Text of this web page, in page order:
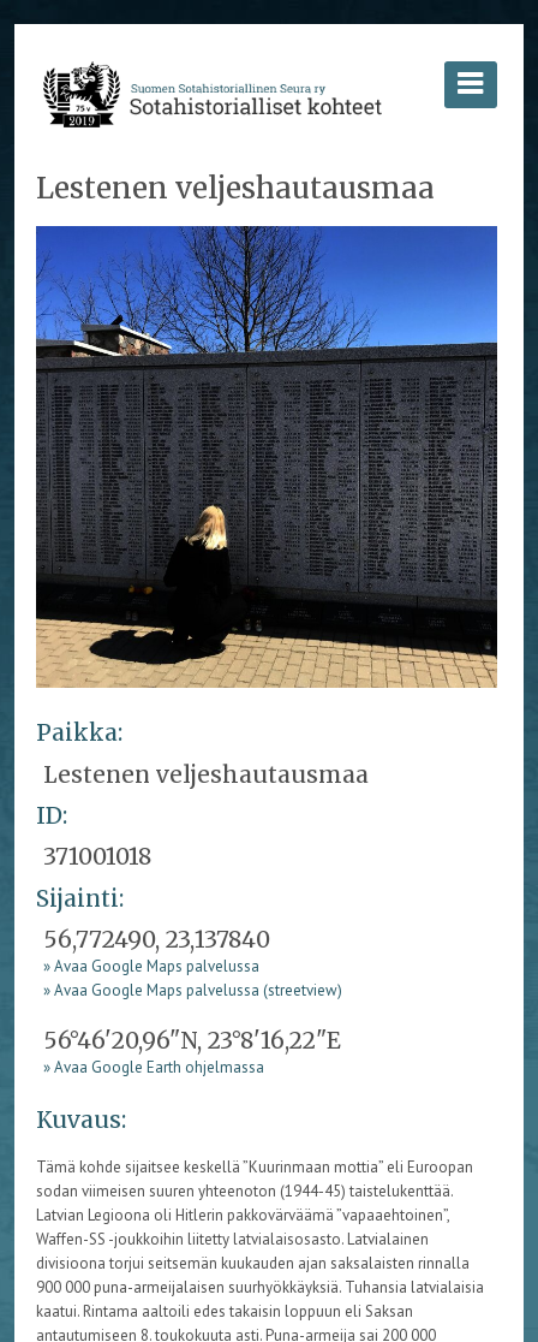
Lestenen veljeshautausmaa
Paikka:
Lestenen veljeshautausmaa
ID:
371001018
Sijainti:
56,772490, 23,137840
» Avaa Google Maps palvelussa
» Avaa Google Maps palvelussa (streetview)
56°46'20,96"N, 23°8'16,22"E
» Avaa Google Earth ohjelmassa
Kuvaus:
Tämä kohde sijaitsee keskellä ”Kuurinmaan mottia” eli Euroopan
sodan viimeisen suuren yhteenoton (1944-45) taistelukenttää.
Latvian Legioona oli Hitlerin pakkovärväämä ”vapaaehtoinen”,
Waffen-SS -joukkoihin liitetty latvialaisosasto. Latvialainen
divisioona torjui seitsemän kuukauden ajan saksalaisten rinnalla
900 000 puna-armeijalaisen suurhyökkäyksiä. Tuhansia latvialaisia
kaatui. Rintama aaltoili edes takaisin loppuun eli Saksan
antautumiseen 8. toukokuuta asti. Puna-armeija sai 200 000